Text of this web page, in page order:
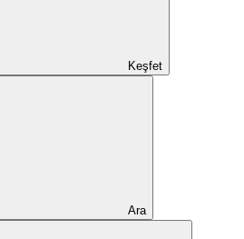
Keşfet
Ara